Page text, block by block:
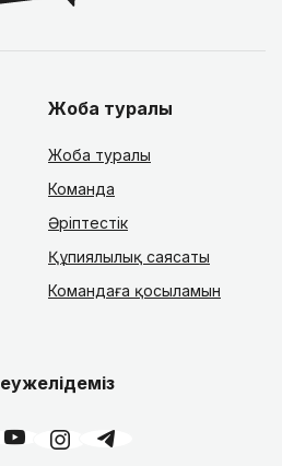
Жоба туралы
Жоба туралы
Команда
Әріптестік
Құпиялылық саясаты
Командаға қосыламын